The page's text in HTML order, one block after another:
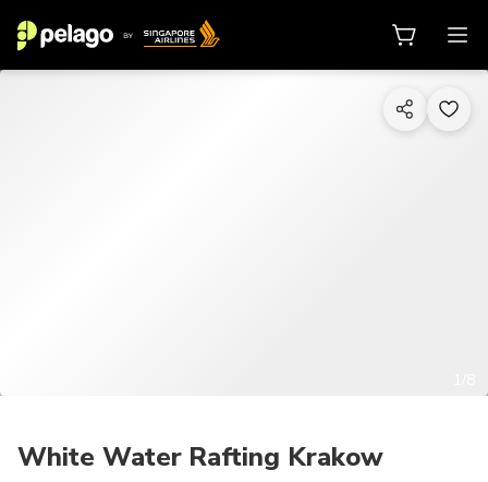
White Water Rafting Krakow